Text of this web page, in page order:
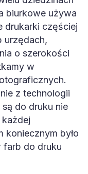
biurkowe używa
drukarki częściej
urzędach,
o szerokości
w
z technologii
do druku nie
koniecznym było
farb do druku